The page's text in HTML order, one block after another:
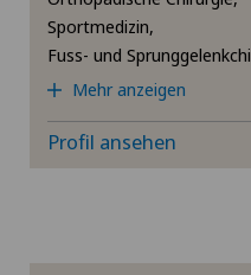
Angiologie
Arthrose
Sportmedizin,
Fuss- und
Mehr anzeigen
Profil ansehen